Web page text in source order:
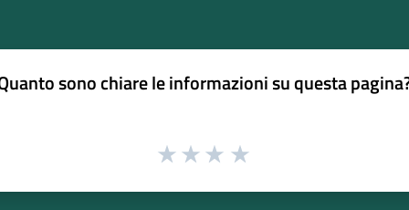
sono chiare le informazioni su questa